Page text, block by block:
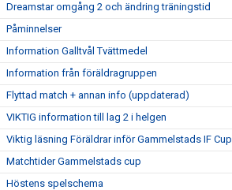
Dreamstar omgång 2 och ändring träningstid
Påminnelser
Information Galltvål Tvättmedel
Information från föräldragruppen
Flyttad match + annan info (uppdaterad)
VIKTIG information till lag 2 i helgen
Viktig läsning Föräldrar inför Gammelstads IF Cup
Matchtider Gammelstads cup
Höstens spelschema